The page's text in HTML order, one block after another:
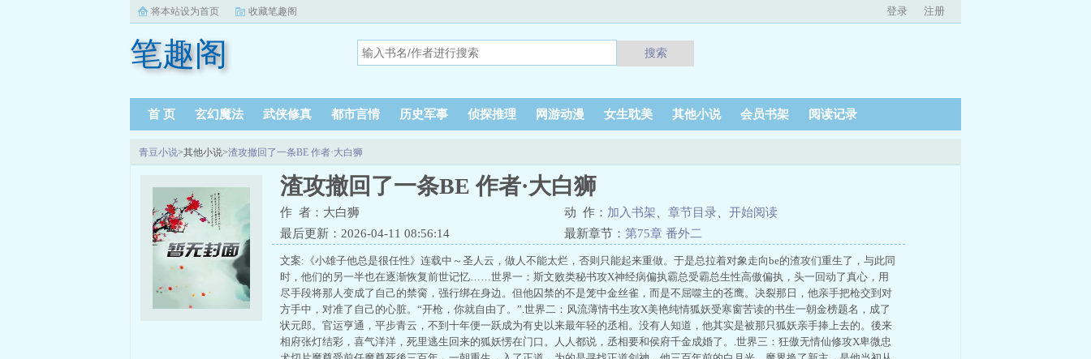
将本站设为首页 收藏笔趣阁 登录 注册
笔趣阁 搜索
首 页 玄幻魔法 武侠修真 都市言情 历史军事 侦探推理 网游动漫 女生耽美 其他小说 会员书架 阅读记录
青豆小说>其他小说>渣攻撤回了一条BE 作者·大白狮
渣攻撤回了一条BE 作者·大白狮
作 者：大白狮 动 作： 加入书架 章节目录
开始阅读
最后更新：2026-04-11 08:56:14
最新章节： 第75章 番外二
文案:《小雄子他总是很任性》连载中～圣人云，做人不能太烂，否则只能起来重做。于是总拉着对象走向be的渣攻们重生了，与此同
时，他们的另一半也在逐渐恢复前世记忆……世界一：斯文败类秘书攻X神经病偏执霸总受霸总生性高傲偏执，头一回动了真心，用
尽手段将那人变成了自己的禁脔，强行绑在身边。但他囚禁的不是笼中金丝雀，而是不屈噬主的苍鹰。决裂那日，他亲手把枪交到对
方手中，对准了自己的心脏。“开枪，你就自由了。”.世界二：风流薄情书生攻X美艳纯情狐妖受寒窗苦读的书生一朝金榜题名，成了
状元郎。官运亨通，平步青云，不到十年便一跃成为有史以来最年轻的丞相。没有人知道，他其实是被那只狐妖亲手捧上去的。後来
相府张灯结彩，喜气洋洋，死里逃生回来的狐妖愣在门口。人人都说，丞相要和侯府千金成婚了。.世界三：狂傲无情仙修攻X卑微忠